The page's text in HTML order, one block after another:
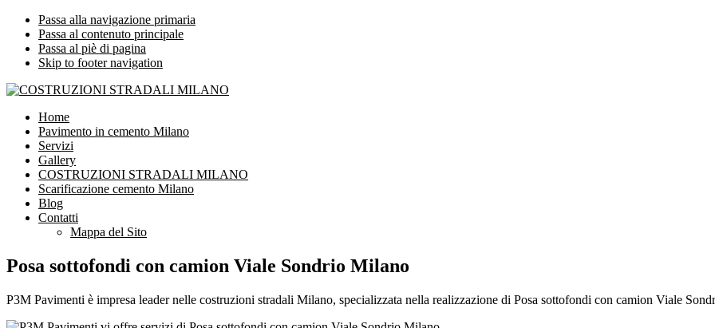
Passa alla navigazione primaria
Passa al contenuto principale
Passa al piè di pagina
Skip to footer navigation
COSTRUZIONI STRADALI MILANO
Impresa leader nelle costruzioni stradali Milano
Home
Pavimento in cemento Milano
Servizi
Gallery
COSTRUZIONI STRADALI MILANO
Scarificazione cemento Milano
Blog
Contatti
Mappa del Sito
Posa sottofondi con camion Viale Sondrio Milano
P3M Pavimenti è impresa leader nelle costruzioni stradali Milano, specializzata nella realizzazione di Posa sottofondi con camion Viale